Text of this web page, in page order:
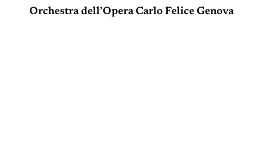
Orchestra dell’Opera Carlo Felice Genova